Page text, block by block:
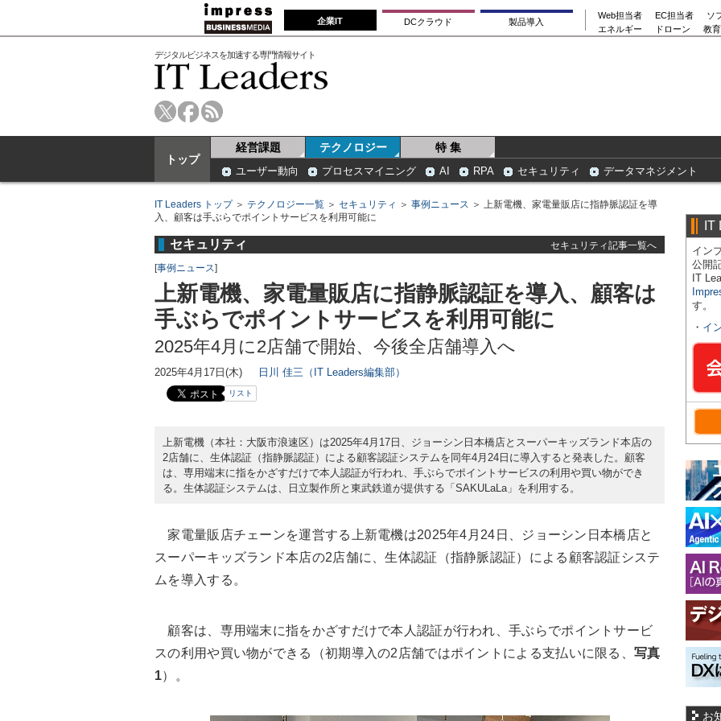
企業IT DCクラウド 製品導入
Web担当者 EC担当者
ソ
エネルギー
ドローン 教
デジタルビジネスを加速する専門情報サイト
トップ
経営課題 テクノロジー 特 集
ユーザー動向 プロセスマイニング AI RPA セキュリティ データマネジメント
IT Leaders トップ＞ テクノロジー一覧 ＞ セキュリティ ＞ 事例ニュース ＞ 上新電機、家電量販店に指静脈認証を導
入、顧客は手ぶらでポイントサービスを利用可能に
セキュリティ
セキュリティ記事一覧へ
[事例ニュース]
上新電機、家電量販店に指静脈認証を導入、顧客は
手ぶらでポイントサービスを利用可能に
2025年4月に2店舗で開始、今後全店舗導入へ
2025年4月17日(木) 日川 佳三（IT Leaders編集部）
リスト
上新電機（本社：大阪市浪速区）は2025年4月17日、ジョーシン日本橋店とスーパーキッズランド本店の
2店舗に、生体認証（指静脈認証）による顧客認証システムを同年4月24日に導入すると発表した。顧客
は、専用端末に指をかざすだけで本人認証が行われ、手ぶらでポイントサービスの利用や買い物ができ
る。生体認証システムは、日立製作所と東武鉄道が提供する「SAKULaLa」を利用する。
家電量販店チェーンを運営する上新電機は2025年4月24日、ジョーシン日本橋店と
スーパーキッズランド本店の2店舗に、生体認証（指静脈認証）による顧客認証システ
ムを導入する。
顧客は、専用端末に指をかざすだけで本人認証が行われ、手ぶらでポイントサービ
スの利用や買い物ができる（初期導入の2店舗ではポイントによる支払いに限る、写真
1）。
IT
イン
公開
IT
す。
・ イ
お